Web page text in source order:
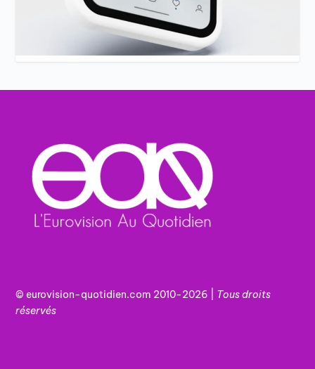
© eurovision-quotidien.com 2010-2026 | Tousdroits
réservés